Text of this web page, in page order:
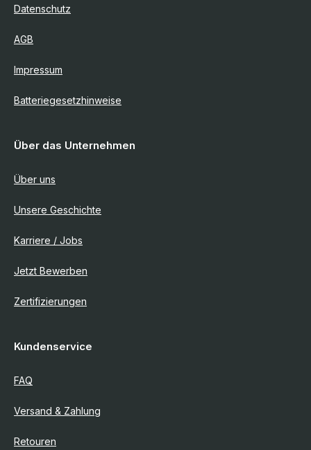
Datenschutz
AGB
Impressum
Batteriegesetzhinweise
Über das Unternehmen
Über uns
Unsere Geschichte
Karriere / Jobs
Jetzt Bewerben
Zertifizierungen
Kundenservice
FAQ
Versand & Zahlung
Retouren